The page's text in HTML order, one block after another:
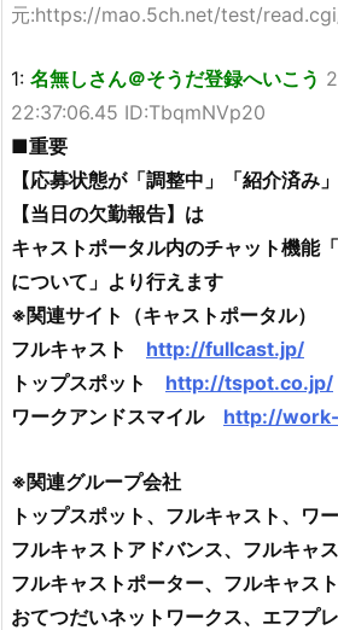
元:https://mao.5ch.net/test/
1: 名無しさん＠そうだ登録へいこう
22:37:06.45 ID:TbqmNVp20
■重要
【応募状態が「調整中」「紹介済み
【当日の欠勤報告】は
キャストポータル内のチャット機能
について」より行えます
※関連サイト（キャストポータル）
フルキャスト http://fullcast.jp/
トップスポット http://tspot.co.jp/
ワークアンドスマイル http://
※関連グループ会社
トップスポット、フルキャスト、ワ
フルキャストアドバンス、フルキャ
フルキャストポーター、フルキャス
おてつだいネットワークス、エフプ